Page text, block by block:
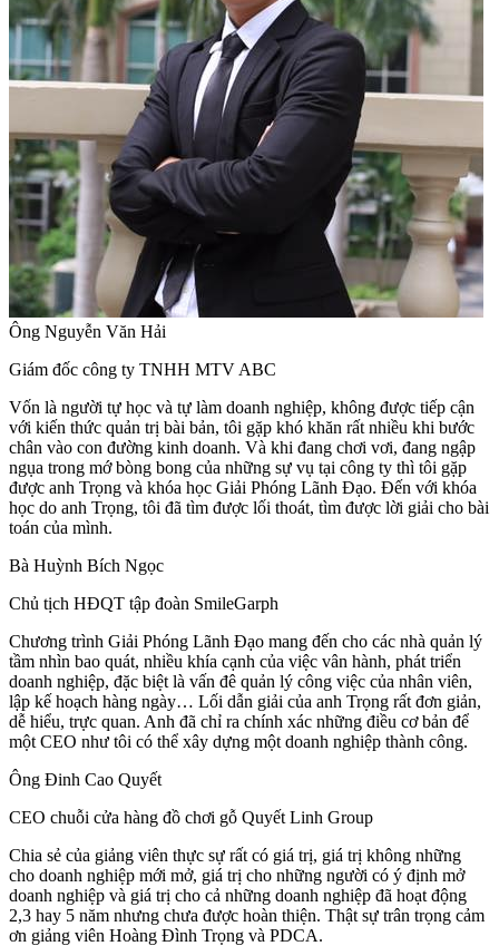
Ông Nguyễn Văn Hải
Giám đốc công ty TNHH MTV ABC
Vốn là người tự học và tự làm doanh nghiệp, không được tiếp cận
với kiến thức quản trị bài bản, tôi gặp khó khăn rất nhiều khi bước
chân vào con đường kinh doanh. Và khi đang chơi vơi, đang ngập
ngụa trong mớ bòng bong của những sự vụ tại công ty thì tôi gặp
được anh Trọng và khóa học Giải Phóng Lãnh Đạo. Đến với khóa
học do anh Trọng, tôi đã tìm được lối thoát, tìm được lời giải cho bài
toán của mình.
Bà Huỳnh Bích Ngọc
Chủ tịch HĐQT tập đoàn SmileGarph
Chương trình Giải Phóng Lãnh Đạo mang đến cho các nhà quản lý
tầm nhìn bao quát, nhiều khía cạnh của việc vân hành, phát triển
doanh nghiệp, đặc biệt là vấn đê quản lý công việc của nhân viên,
lập kế hoạch hàng ngày… Lối dẫn giải của anh Trọng rất đơn giản,
dễ hiểu, trực quan. Anh đã chỉ ra chính xác những điều cơ bản để
một CEO như tôi có thể xây dựng một doanh nghiệp thành công.
Ông Đinh Cao Quyết
CEO chuỗi cửa hàng đồ chơi gỗ Quyết Linh Group
Chia sẻ của giảng viên thực sự rất có giá trị, giá trị không những
cho doanh nghiệp mới mở, giá trị cho những người có ý định mở
doanh nghiệp và giá trị cho cả những doanh nghiệp đã hoạt động
2,3 hay 5 năm nhưng chưa được hoàn thiện. Thật sự trân trọng cảm
ơn giảng viên Hoàng Đình Trọng và PDCA.